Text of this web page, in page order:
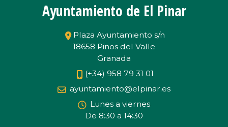
Ayuntamiento de El Pinar
Plaza Ayuntamiento s/n
18658 Pinos del Valle
Granada
(+34) 958 79 31 01
ayuntamiento@elpinar.es
Lunes a viernes
De 8:30 a 14:30